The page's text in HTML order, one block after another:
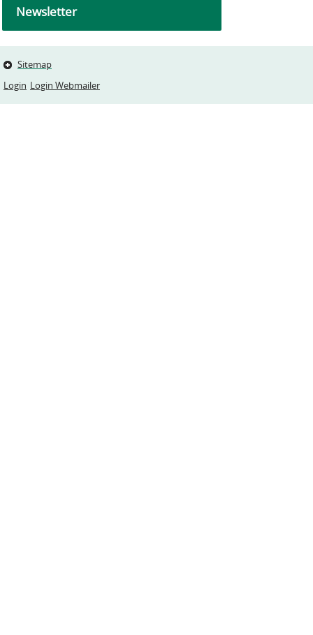
Newsletter
Sitemap
Login Login Webmailer